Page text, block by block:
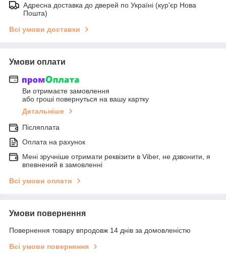
Адресна доставка до дверей по Україні (кур'єр Нова
Пошта)
Всі умови доставки
Умови оплати
Ви отримаєте замовлення
або гроші повернуться на вашу картку
Детальніше
Післяплата
Оплата на рахунок
Мені зручніше отримати реквізити в Viber, не дзвонити, я
впевнений в замовленні
Всі умови оплати
Умови повернення
Повернення товару впродовж 14 днів за домовленістю
Всі умови повернення